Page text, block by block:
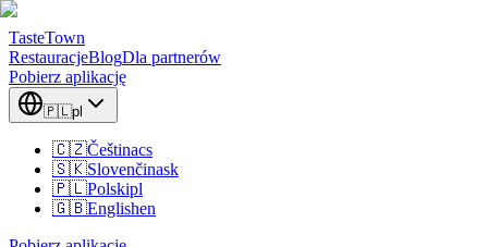
TasteTown
RestauracjeBlogDla partnerów
Pobierz aplikację
🇵🇱pl
🇨🇿Češtinacs
🇸🇰Slovenčinask
🇵🇱Polskipl
🇬🇧Englishen